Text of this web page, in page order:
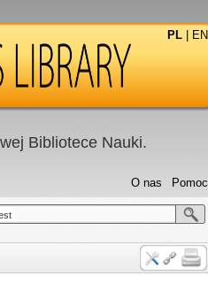
PL EN
Bibliotece Nauki.
Pomoc
O nas